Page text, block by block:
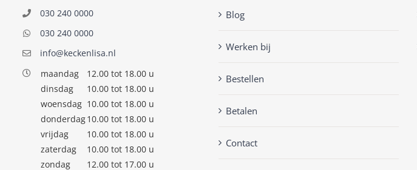
030 240 0000
030 240 0000
info@keckenlisa.nl
maandag
12.00 tot 18.00 u
dinsdag
10.00 tot 18.00 u
woensdag 10.00 tot 18.00 u
donderdag10.00 tot 18.00 u
vrijdag
10.00 tot 18.00 u
zaterdag
10.00 tot 18.00 u
zondag
12.00 tot 17.00 u
Blog
Werken bij
Bestellen
Betalen
Contact